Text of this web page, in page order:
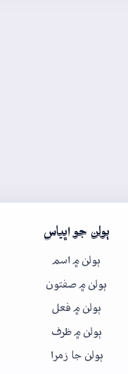
ٻولن جو اڀياس
ٻولن ۾ اسم
ٻولن ۾ صفتون
ٻولن ۾ فعل
ٻولن ۾ ظرف
ٻولن جا زمرا